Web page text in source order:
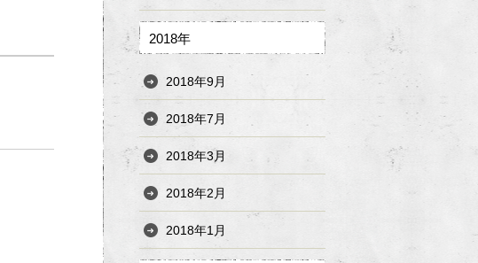
2018年
2018年9月
2018年7月
2018年3月
2018年2月
2018年1月